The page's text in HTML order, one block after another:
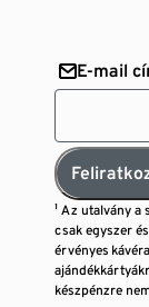
E-mail
¹ Az utalvány a
csak egyszer
érvényes
készpénzre